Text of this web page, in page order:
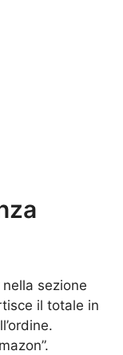
nella sezione
il totale in